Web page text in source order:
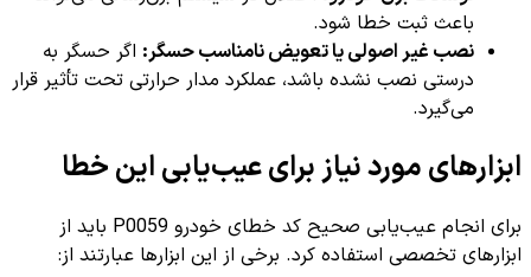
باعث ثبت خطا شود.
نصب غیر اصولی یا تعویض نامناسب حسگر: اگر حسگر به
درستی نصب نشده باشد، عملکرد مدار حرارتی تحت تأثیر قرار
می‌گیرد.
ابزارهای مورد نیاز برای عیب‌یابی این خطا
برای انجام عیب‌یابی صحیح کد خطای خودرو P0059 باید از
ابزارهای تخصصی استفاده کرد. برخی از این ابزارها عبارتند از: